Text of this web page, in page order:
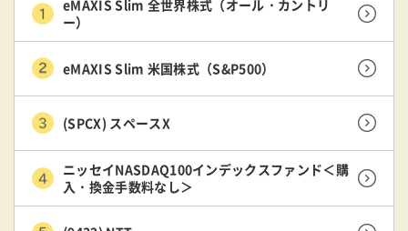
eMAXIS Slim 全世界株式（オール・カントリ
ー）
eMAXIS Slim 米国株式（S&P500）
(SPCX) スペースX
ニッセイNASDAQ100インデックスファンド＜購
入・換金手数料なし＞